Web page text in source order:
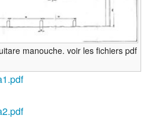
manouche. voir les fichiers pdf